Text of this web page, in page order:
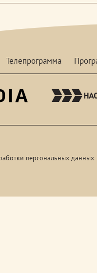
Телепрограмма
персональных данных